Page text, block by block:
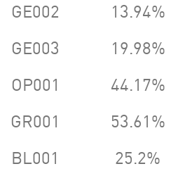
GE002
13.94%
GE003
19.98%
OP001
44.17%
GR001
53.61%
BL001
25.2%